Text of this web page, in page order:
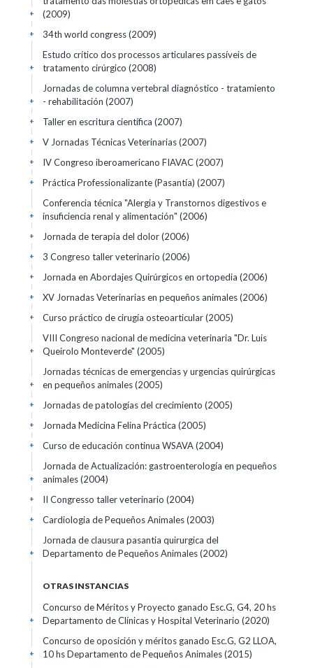
(2009)
+
34th world congress(2009)
+
Estudo crítico dos processos articulares passíveis de
tratamento cirúrgico (2008)
+
Jornadas de columna vertebral diagnóstico - tratamiento
- rehabilitación (2007)
+
Taller en escritura científica (2007)
+
V Jornadas Técnicas Veterinarias(2007)
+
IV Congreso iberoamericano FIAVAC(2007)
+
Práctica Professionalizante (Pasantía) (2007)
+
Conferencia técnica "Alergia y Transtornos digestivos e
insuficiencia renal y alimentación" (2006)
+
Jornada de terapia del dolor(2006)
+
3 Congreso taller veterinario (2006)
+
Jornada en Abordajes Quirúrgicos en ortopedia (2006)
+
XV Jornadas Veterinarias en pequeños animales(2006)
+
Curso práctico de cirugía osteoarticular(2005)
+
VIII Congreso nacional de medicina veterinaria "Dr. Luis
Queirolo Monteverde" (2005)
+
Jornadas técnicas de emergencias y urgencias quirúrgicas
en pequeños animales(2005)
+
Jornadas de patologías del crecimiento (2005)
+
Jornada Medicina Felina Práctica (2005)
+
Curso de educación continua WSAVA(2004)
+
Jornada de Actualización: gastroenterología en pequeños
animales(2004)
+
II Congresso taller veterinario (2004)
+
Cardiologia de Pequeños Animales(2003)
+
Jornada de clausura pasantia quirurgica del
Departamento de Pequeños Animales(2002)
+
OTRAS INSTANCIAS
Concurso de Méritos y Proyecto ganado Esc.G, G4, 20 hs
Departamento de Clínicas y Hospital Veterinario (2020)
+
Concurso de oposición y méritos ganado Esc.G, G2 LLOA,
10 hs Departamento de Pequeños Animales(2015)
+